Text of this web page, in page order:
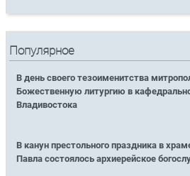
Популярное
В день своего тезоименитства
Божественную литургию в
Владивостока
В канун престольного праздника в
Павла состоялось архиерейское